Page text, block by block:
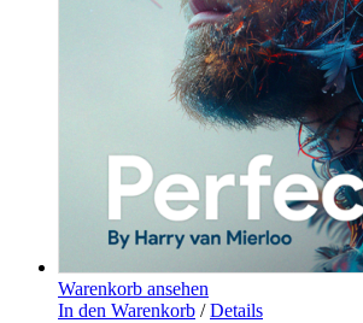
Warenkorb ansehen
In den Warenkorb / Details